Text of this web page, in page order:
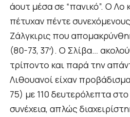
άουτ μέσα σε “πανικό”. Ο Λο
πέτυχαν πέντε
Ζάλγκιρις που
(80-73, 37′). Ο Σλίβα…
τρίποντο και παρά την
Λιθουανοί είχαν
75) με 110 δευτερόλεπτα
συνέχεια, απλώς